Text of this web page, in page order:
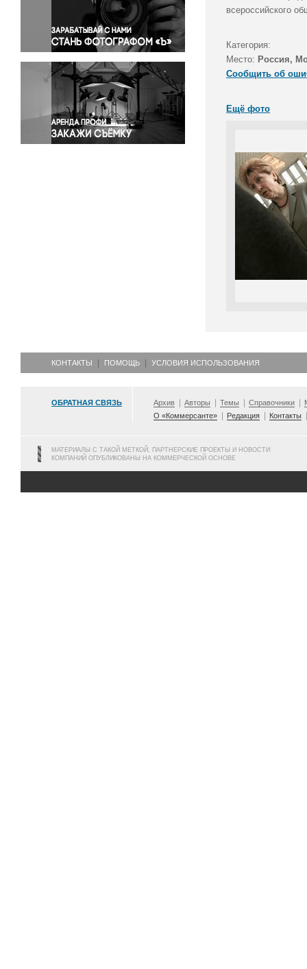
Правосудие
Происшествия и конфликты
Религия
Светская жизнь
Спорт
Экология
Экономика и бизнес
всероссийского
Категория:
Место: Россия,
Сообщить об
Ещё фото
КОНТАКТЫ ПОМОЩЬ УСЛОВИЯ ИСПОЛЬЗОВАНИЯ
ОБРАТНАЯ СВЯЗЬ Архив Авторы Темы Справочники
О «Коммерсанте»
Редакция Контакты
МАТЕРИАЛЫ С ТАКОЙ МЕТКОЙ, ПАРТНЕРСКИЕ ПРОЕКТЫ И НОВОСТИ
КОМПАНИЙ ОПУБЛИКОВАНЫ НА КОММЕРЧЕСКОЙ ОСНОВЕ